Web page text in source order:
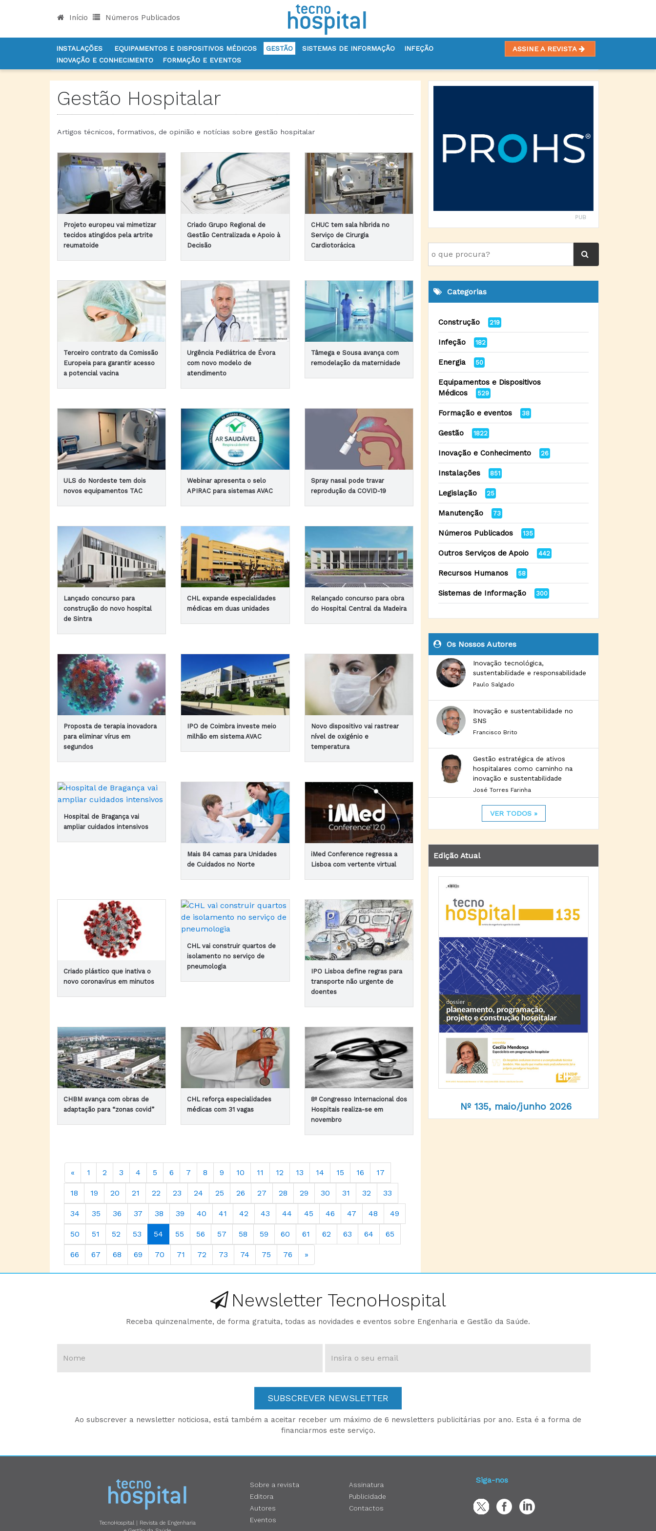
Início Números Publicados
INSTALAÇÕES EQUIPAMENTOS E DISPOSITIVOS MÉDICOS GESTÃO SISTEMAS DE INFORMAÇÃO
INFEÇÃO
INOVAÇÃO E CONHECIMENTO
FORMAÇÃO E EVENTOS
ASSINE A REVISTA
INÍCIO NOTÍCIAS GESTÃO
Gestão Hospitalar
Artigos técnicos, formativos, de opinião e notícias sobre gestão hospitalar
Projeto europeu vai mimetizar
tecidos atingidos pela artrite
reumatoide
Criado Grupo Regional de
Gestão Centralizada e Apoio à
Decisão
CHUC tem sala híbrida no
Serviço de Cirurgia
Cardiotorácica
Terceiro contrato da Comissão
Europeia para garantir acesso
a potencial vacina
Urgência Pediátrica de Évora
com novo modelo de
atendimento
Tâmega e Sousa avança com
remodelação da maternidade
ULS do Nordeste tem dois
novos equipamentos TAC
Webinar apresenta o selo
APIRAC para sistemas AVAC
Spray nasal pode travar
reprodução da COVID-19
Lançado concurso para
construção do novo hospital
de Sintra
CHL expande especialidades
médicas em duas unidades
Relançado concurso para obra
do Hospital Central da Madeira
Proposta de terapia inovadora
para eliminar vírus em
segundos
IPO de Coimbra investe meio
milhão em sistema AVAC
Novo dispositivo vai rastrear
nível de oxigénio e
temperatura
Hospital de Bragança vai
ampliar cuidados intensivos
Mais 84 camas para Unidades
de Cuidados no Norte
iMed Conference regressa a
Lisboa com vertente virtual
Criado plástico que inativa o
novo coronavírus em minutos
CHL vai construir quartos de
isolamento no serviço de
pneumologia
IPO Lisboa define regras para
transporte não urgente de
doentes
CHBM avança com obras de
adaptação para “zonas covid”
CHL reforça especialidades
médicas com 31 vagas
8º Congresso Internacional dos
Hospitais realiza-se em
novembro
« 1 2 3 4 5 6 7 8 9 10 11 12 13 14 15 16 17
18 19 20 21 22 23 24 25 26 27 28 29 30 31 32 33
34 35 36 37 38 39 40 41 42 43 44 45 46 47 48 49
50 51 52 53 54 55 56 57 58 59 60 61 62 63 64 65
66 67 68 69 70 71 72 73 74 75 76 »
PUB
Categorias
Construção 219
Infeção 182
Energia 50
Equipamentos e Dispositivos
Médicos
529
Formação e eventos 38
Gestão 1822
Inovação e Conhecimento 26
Instalações 851
Legislação 25
Manutenção 73
Números Publicados 135
Outros Serviços de Apoio 442
Recursos Humanos 58
Sistemas de Informação 300
Os Nossos Autores
Inovação tecnológica,
sustentabilidade e responsabilidade
Paulo Salgado
Inovação e sustentabilidade no
SNS
Francisco Brito
Gestão estratégica de ativos
hospitalares como caminho na
inovação e sustentabilidade
José Torres Farinha
VER TODOS »
Edição Atual
Nº 135, maio/junho 2026
Newsletter TecnoHospital
Receba quinzenalmente, de forma gratuita, todas as novidades e eventos sobre Engenharia e Gestão da Saúde.
SUBSCREVER NEWSLETTER
Ao subscrever a newsletter noticiosa, está também a aceitar receber um máximo de 6 newsletters publicitárias por ano. Esta é a forma de
financiarmos este serviço.
TecnoHospital | Revista de Engenharia
Sobre a revista
Editora
Autores
Eventos
Assinatura
Publicidade
Contactos
Siga-nos